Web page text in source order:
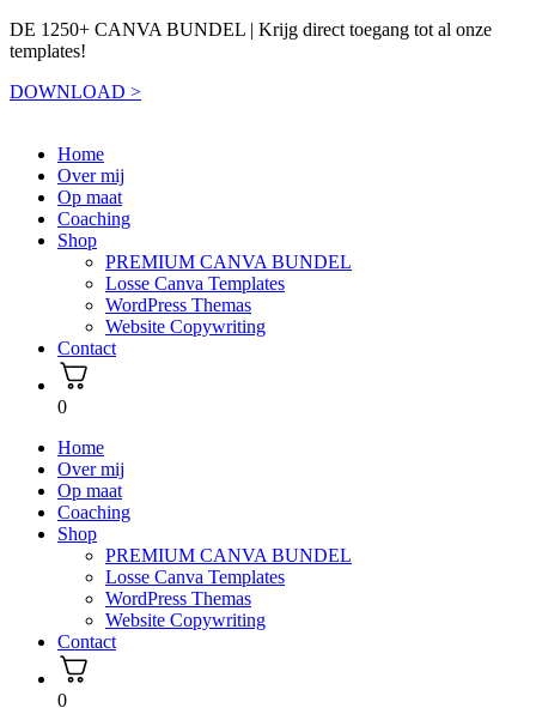
DE 1250+ CANVA BUNDEL | Krijg direct toegang tot al onze
templates!
DOWNLOAD >
Home
Over mij
Op maat
Coaching
Shop
PREMIUM CANVA BUNDEL
Losse Canva Templates
WordPress Themas
Website Copywriting
Contact
0
Home
Over mij
Op maat
Coaching
Shop
PREMIUM CANVA BUNDEL
Losse Canva Templates
WordPress Themas
Website Copywriting
Contact
0